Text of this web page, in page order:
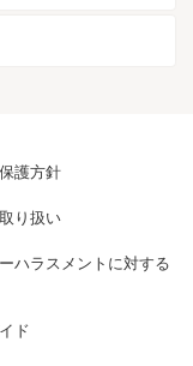
護方針
り扱い
ハラスメントに対する
ド